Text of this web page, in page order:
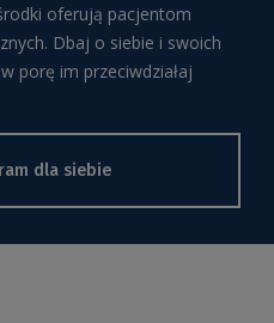
oferują pacjentom
Dbaj o siebie i swoich
porę im przeciwdziałaj
dla siebie